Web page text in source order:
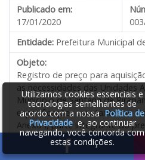
Publicado em:
17/01/2020
Entidade: Prefeitura Municipal
Objeto:
Registro de preço para
as necessidades das Unidades
Município de Santana de
especificações constantes no
Anexo I, parte integrante do
Valor Estimado:---
Utilizamos cookies essenciais e
tecnologias semelhantes de
acordo com a nossaPolítica de
Privacidadee, ao continuar
navegando, você concorda com
estas condições.